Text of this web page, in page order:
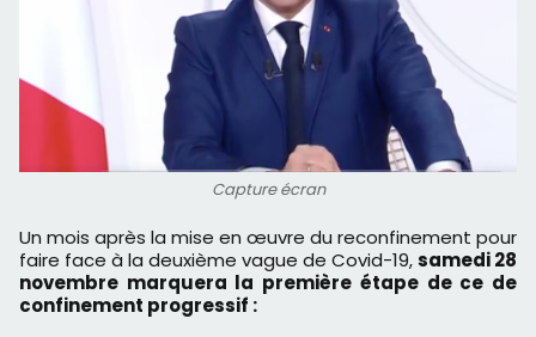
Capture écran
Un mois après la mise en œuvre du reconfinement pour
faire face à la deuxième vague de Covid-19,samedi 28
novembre marquera la première étape de ce de
confinement progressif :